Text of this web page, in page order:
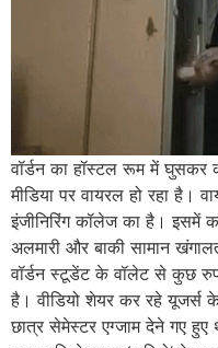
वॉर्डन का हॉस्टल रूम में घुसकर
मीडिया पर वायरल हो रहा है।
इंजीनिरिंग कॉलेज का है। इसमें
अलमारी और बाकी सामान
वॉर्डन स्टूडेंट के वॉलेट से कुछ
है। वीडियो शेयर कर रहे
छात्र सेमेस्टर एग्जाम देने गए हुए